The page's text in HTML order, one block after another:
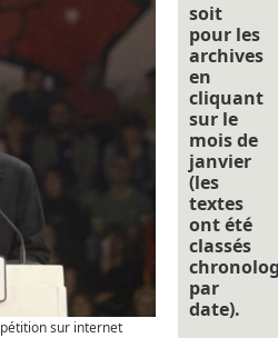
sur internet
soit
pour les
archives
en
cliquant
sur le
mois de
janvier
(les
textes
ont été
classés
par
date).